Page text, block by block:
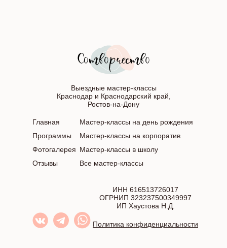
Выездные мастер-классы
Краснодар и Краснодарский край,
Ростов-на-Дону
ИНН 616513726017
ОГРНИП 323237500349997
ИП Хаустова Н.Д.
Политика конфиденциальности
Главная
Программы
Фотогалерея
Отзывы
Мастер-классы на день рождения
Мастер-классы на корпоратив
Мастер-классы в школу
Все мастер-классы